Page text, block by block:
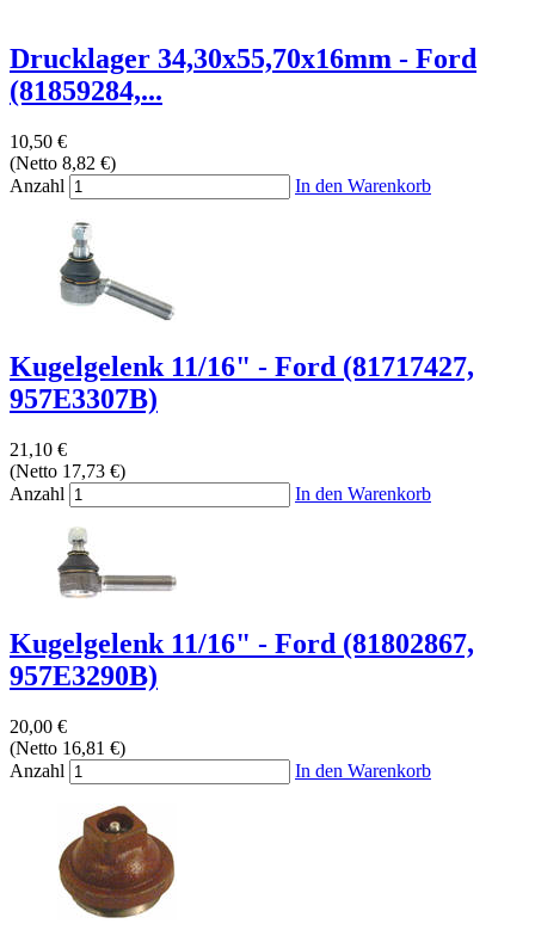
Drucklager 34,30x55,70x16mm - Ford
(81859284,...
10,50 €
(Netto 8,82 €)
Anzahl
In den Warenkorb
Kugelgelenk 11/16" - Ford (81717427,
957E3307B)
21,10 €
(Netto 17,73 €)
Anzahl
In den Warenkorb
Kugelgelenk 11/16" - Ford (81802867,
957E3290B)
20,00 €
(Netto 16,81 €)
Anzahl
In den Warenkorb